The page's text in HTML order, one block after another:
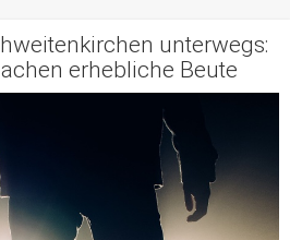
unterwegs:
erhebliche Beute